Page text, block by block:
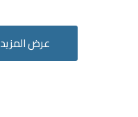
عرض المزيد